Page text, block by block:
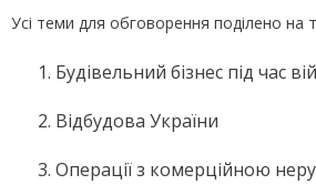
Усі теми для обговорення поділено на
Будівельний бізнес під час
Відбудова України
Операції з комерційною